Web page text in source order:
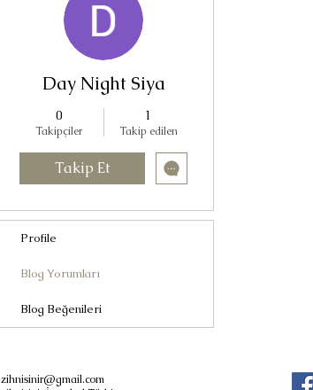
Day Night Siya
0
Takipçiler
1
Takip edilen
Takip Et
Profile
Blog Yorumları
Blog Beğenileri
zihnisinir@gmail.com